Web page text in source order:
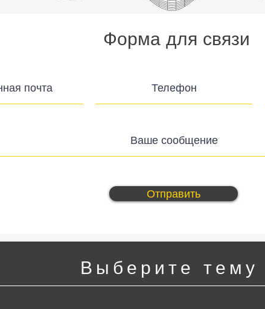
Форма для связи
Отправить
Выберите тему